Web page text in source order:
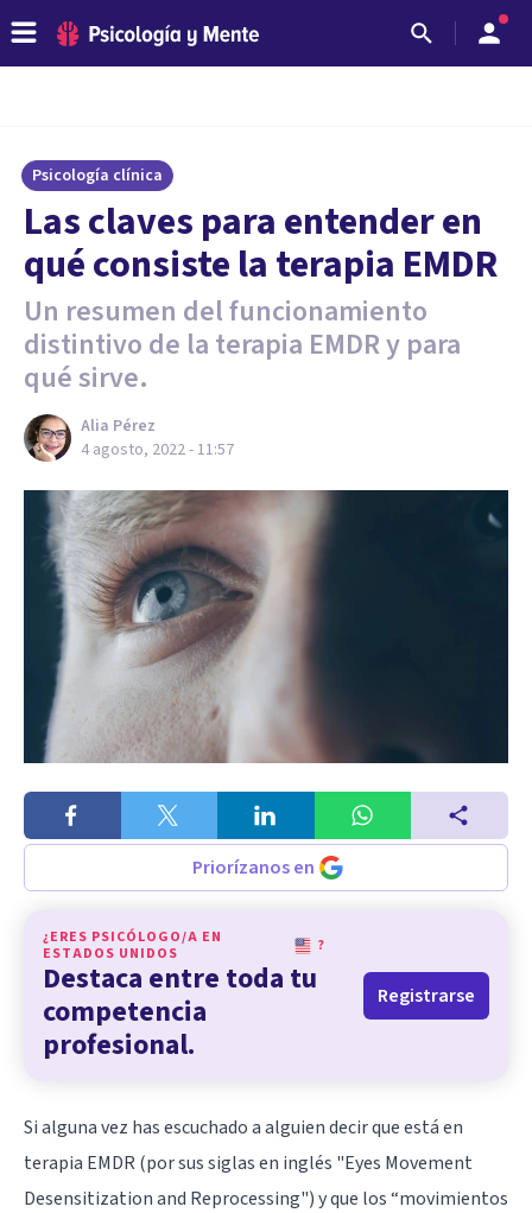
Psicología clínica
Las claves para entender en
qué consiste la terapia EMDR
Un resumen del funcionamiento
distintivo de la terapia EMDR y para
qué sirve.
Alia Pérez
4 agosto, 2022 - 11:57
Priorízanos en
¿ERES PSICÓLOGO/A EN
ESTADOS UNIDOS
?
Destaca entre toda tu
competencia
profesional.
Registrarse
Si alguna vez has escuchado a alguien decir que está en
terapia EMDR (por sus siglas en inglés "Eyes Movement
Desensitization and Reprocessing") y que los “movimientos